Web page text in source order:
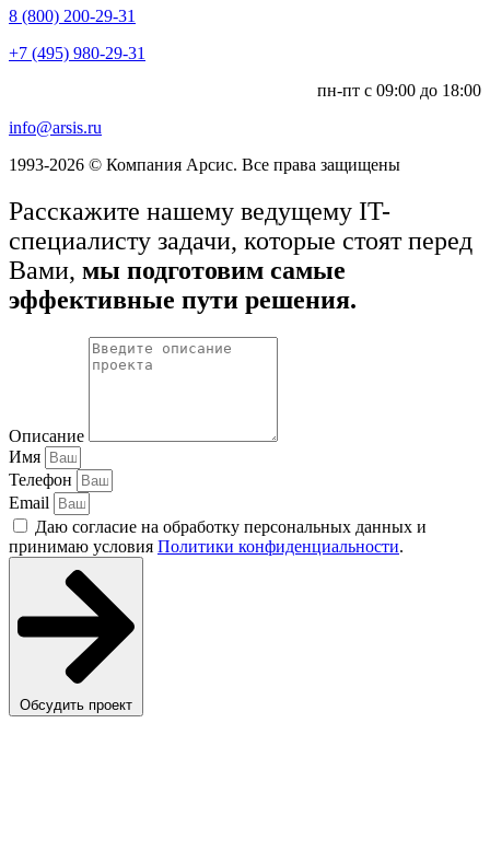
8 (800) 200-29-31
+7 (495) 980-29-31
пн-пт с 09:00 до 18:00
info@arsis.ru
1993-2026 © Компания Арсис. Все права защищены
Расскажите нашему ведущему IT-
специалисту задачи, которые стоят перед
Вами, мы подготовим самые
эффективные пути решения.
Описание
Имя
Телефон
Email
Даю согласие на обработку персональных данных и
принимаю условия Политики конфиденциальности.
Обсудить проект